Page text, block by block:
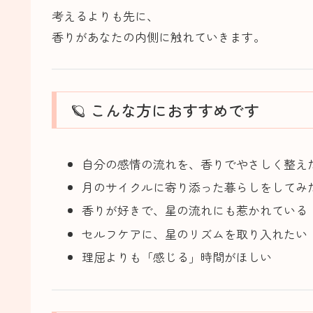
考えるよりも先に、
香りがあなたの内側に触れていきます。
🪐 こんな方におすすめです
自分の感情の流れを、香りでやさしく整え
月のサイクルに寄り添った暮らしをしてみ
香りが好きで、星の流れにも惹かれている
セルフケアに、星のリズムを取り入れたい
理屈よりも「感じる」時間がほしい